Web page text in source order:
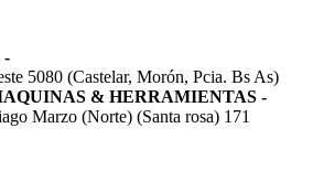
-
5080 (Castelar, Morón, Pcia. Bs As)
& HERRAMIENTAS -
Marzo (Norte) (Santa rosa) 171